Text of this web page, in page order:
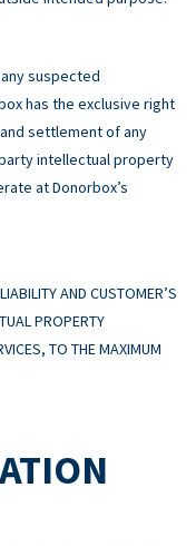
suspected
has the exclusive right
settlement of any
intellectual property
at Donorbox’s
AND CUSTOMER’S
PROPERTY
TO THE MAXIMUM